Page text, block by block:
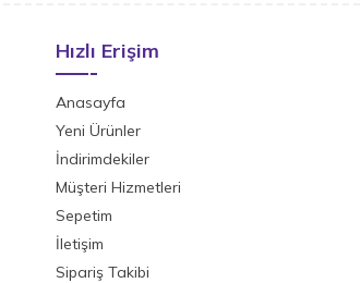
Hızlı Erişim
Anasayfa
Yeni Ürünler
İndirimdekiler
Müşteri Hizmetleri
Sepetim
İletişim
Sipariş Takibi